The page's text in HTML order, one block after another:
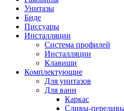
Унитазы
Биде
Писсуары
Инсталляции
Система профилей
Инсталляции
Клавиши
Комплектующие
Для унитазов
Для ванн
Каркас
Сливы-